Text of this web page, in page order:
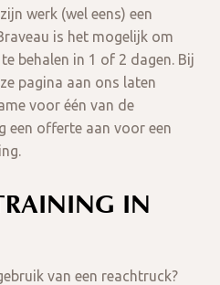
werk (wel eens) een
is het mogelijk om
behalen in 1 of 2 dagen. Bij
pagina aan ons laten
voor één van de
een offerte aan voor een
IN
van een reachtruck?